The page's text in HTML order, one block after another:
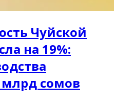
Чуйской
на 19%:
сомов